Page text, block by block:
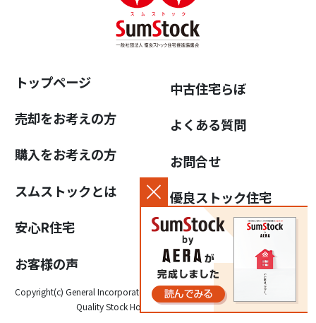
トップページ
売却をお考えの方
購入をお考えの方
スムストックとは
安心R住宅
お客様の声
中古住宅らぼ
よくある質問
お問合せ
優良ストック住宅
推進協議会について
個人情報保護方針
Copyright(c) General Incorporated Association for the Promotion of High-
Quality Stock Housing, All Rights Reserved.